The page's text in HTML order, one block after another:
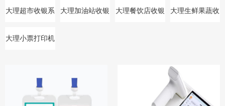
大理超市收银系
统
大理加油站收银 大理餐饮店收银 大理生鲜果蔬收
大理小票打印机